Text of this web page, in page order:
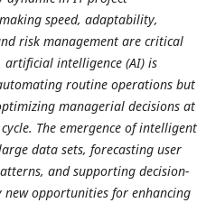
speed, adaptability,
risk management are critical
artificial intelligence (AI) is
routine operations but
managerial decisions at
The emergence of intelligent
data sets, forecasting user
and supporting decision-
opportunities for enhancing